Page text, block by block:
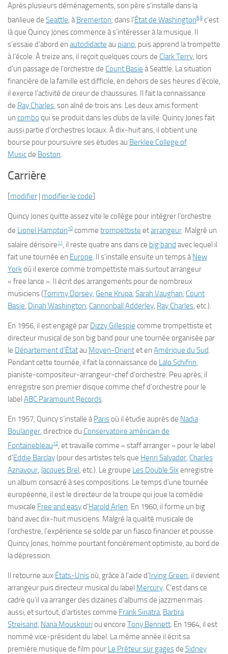
Après plusieurs déménagements, son père s’installe dans la
banlieue de Seattle, àBremerton, dans l’État de Washington89 c’est
là que Quincy Jones commence à s’intéresser à la musique. Il
s’essaie d’abord en autodidacte au piano, puis apprend la trompette
à l’école. À treize ans, il reçoit quelques cours de Clark Terry, lors
d’un passage de l’orchestre de Count Basie à Seattle. La situation
financière de la famille est difficile, en dehors de ses heures d’école,
il exerce l’activité de cireur de chaussures. Il fait la connaissance
de Ray Charles, son aîné de trois ans. Les deux amis forment
un combo qui se produit dans les clubs de la ville. Quincy Jones fait
aussi partie d’orchestres locaux. À dix-huit ans, il obtient une
bourse pour poursuivre ses études au Berklee College of
Musicde Boston.
Carrière
[modifier | modifier le code]
Quincy Jones quitte assez vite le collège pour intégrer l’orchestre
de Lionel Hampton10 comme trompettiste etarrangeur. Malgré un
salaire dérisoire11, il reste quatre ans dans ce big band avec lequel il
fait une tournée en Europe. Il s’installe ensuite un temps àNew
Yorkoù il exerce comme trompettiste mais surtout arrangeur
« free lance ». Il écrit des arrangements pour de nombreux
musiciens (Tommy Dorsey, Gene Krupa, Sarah Vaughan, Count
Basie, Dinah Washington, Cannonball Adderley, Ray Charles, etc.).
En 1956, il est engagé par Dizzy Gillespie comme trompettiste et
directeur musical de son big band pour une tournée organisée par
le Département d’Étatau Moyen-Orientet en Amérique du Sud.
Pendant cette tournée, il fait la connaissance de Lalo Schifrin,
pianiste-compositeur-arrangeur-chef d’orchestre. Peu après, il
enregistre son premier disque comme chef d’orchestre pour le
label ABC Paramount Records.
En 1957, Quincy s’installe àParisoù il étudie auprès de Nadia
Boulanger, directrice du Conservatoire américain de
Fontainebleau12, et travaille comme « staff arranger » pour le label
d’Eddie Barclay(pour des artistes tels que Henri Salvador, Charles
Aznavour, Jacques Brel, etc.). Le groupe Les Double Six enregistre
un album consacré à ses compositions. Le temps d’une tournée
européenne, il est le directeur de la troupe qui joue la comédie
musicale Free and easyd’Harold Arlen. En 1960, il forme un big
band avec dix-huit musiciens. Malgré la qualité musicale de
l’orchestre, l’expérience se solde par un fiasco financier et pousse
Quincy Jones, homme pourtant foncièrement optimiste, au bord de
la dépression.
Il retourne aux États-Unisoù, grâce à l’aide d’Irving Green, il devient
arrangeur puis directeur musical du label Mercury. C’est dans ce
cadre qu’il va arranger des dizaines d’albums de jazzmen mais
aussi, et surtout, d’artistes comme Frank Sinatra, Barbra
Streisand, Nana Mouskouri ou encore Tony Bennett. En 1964, il est
nommé vice-président du label. La même année il écrit sa
première musique de film pour Le Prêteur sur gagesde Sidney